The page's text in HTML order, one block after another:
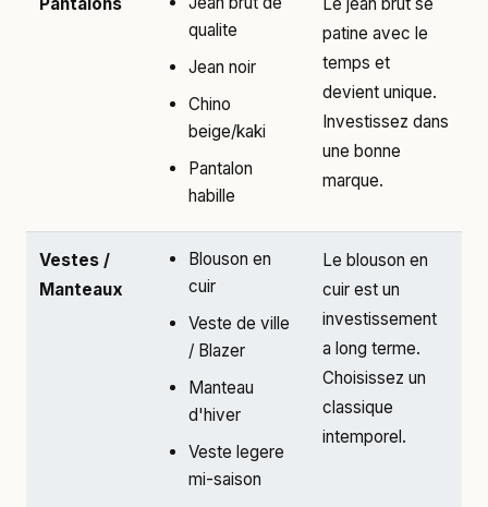
Pantalons
qualite
Jean noir
Chino
beige/kaki
Pantalon
habille
Le jean brut se
patine avec le
temps et
devient unique.
Investissez dans
une bonne
marque.
Vestes /
Manteaux
Blouson en
cuir
Veste de ville
/ Blazer
Manteau
d'hiver
Veste legere
mi-saison
Le blouson en
cuir est un
investissement
a long terme.
Choisissez un
classique
intemporel.